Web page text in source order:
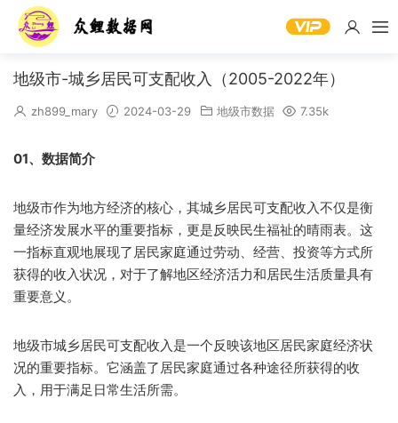
地级市-城乡居民可支配收入（2005-2022年）
zh899_mary 2024-03-29 地级市数据 7.35k
01、数据简介
地级市作为地方经济的核心，其城乡居民可支配收入不仅是衡
量经济发展水平的重要指标，更是反映民生福祉的晴雨表。这
一指标直观地展现了居民家庭通过劳动、经营、投资等方式所
获得的收入状况，对于了解地区经济活力和居民生活质量具有
重要意义。
地级市城乡居民可支配收入是一个反映该地区居民家庭经济状
况的重要指标。它涵盖了居民家庭通过各种途径所获得的收
入，用于满足日常生活所需。